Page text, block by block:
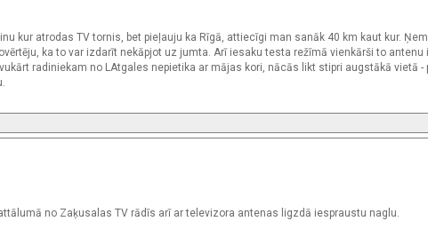
kur atrodas TV tornis, bet pieļauju ka Rīgā, attiecīgi man sanāk 40 km kaut kur.
ka to var izdarīt nekāpjot uz jumta. Arī iesaku testa režīmā vienkārši to antenu
radiniekam no LAtgales nepietika ar mājas kori, nācās likt stipri augstākā vietā -
no Zaķusalas TV rādīs arī ar televizora antenas ligzdā iespraustu naglu.